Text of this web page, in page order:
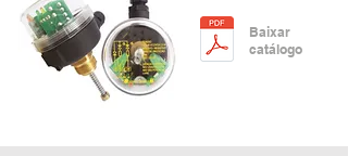
Baixar
catálogo